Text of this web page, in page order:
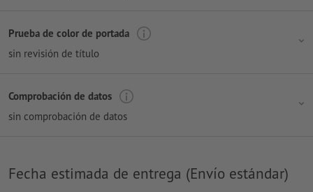
Prueba de color de portada
sin revisión de título
Comprobación de datos
sin comprobación de datos
Fecha estimada de entrega (Envío estándar)